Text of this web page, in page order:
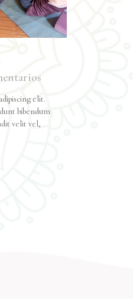
elit.
bibendum
velit vel,